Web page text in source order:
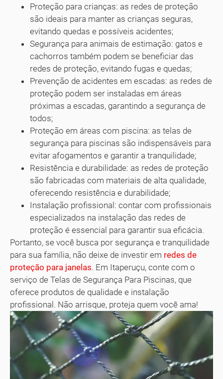
Proteção para crianças: as redes de proteção
são ideais para manter as crianças seguras,
evitando quedas e possíveis acidentes;
Segurança para animais de estimação: gatos e
cachorros também podem se beneficiar das
redes de proteção, evitando fugas e quedas;
Prevenção de acidentes em escadas: as redes de
proteção podem ser instaladas em áreas
próximas a escadas, garantindo a segurança de
todos;
Proteção em áreas com piscina: as telas de
segurança para piscinas são indispensáveis para
evitar afogamentos e garantir a tranquilidade;
Resistência e durabilidade: as redes de proteção
são fabricadas com materiais de alta qualidade,
oferecendo resistência e durabilidade;
Instalação profissional: contar com profissionais
especializados na instalação das redes de
proteção é essencial para garantir sua eficácia.
Portanto, se você busca por segurança e tranquilidade
para sua família, não deixe de investir em redes de
proteção para janelas. Em Itaperuçu, conte com o
serviço de Telas de Segurança Para Piscinas, que
oferece produtos de qualidade e instalação
profissional. Não arrisque, proteja quem você ama!